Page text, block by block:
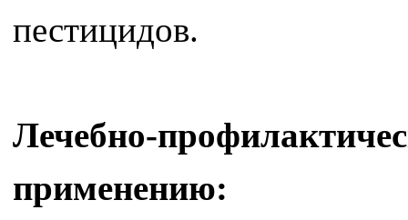
пестицидов.
Лечебно-
применению: